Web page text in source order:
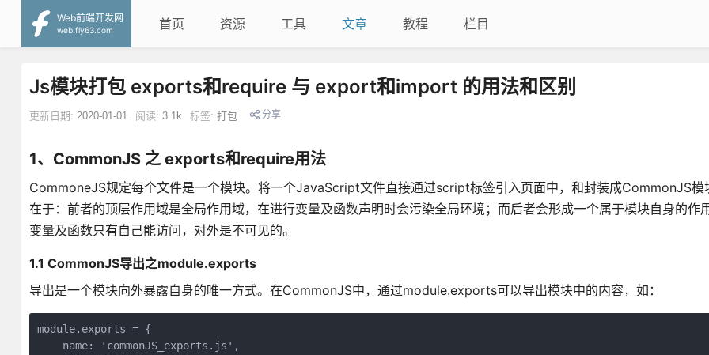
Web前端开发网
web.fly63.com
首页 资源 工具 文章 教程 栏目
Js模块打包 exports和require 与 export和import 的用法和区别
更新日期: 2020-01-01 阅读: 3.1k 标签: 打包 分享
1、CommonJS 之 exports和require用法
CommoneJS规定每个文件是一个模块。将一个JavaScript文件直接通过script标签引入页面中，和封装成CommonJS模
在于：前者的顶层作用域是全局作用域，在进行变量及函数声明时会污染全局环境；而后者会形成一个属于模块自身的作
变量及函数只有自己能访问，对外是不可见的。
1.1 CommonJS导出之module.exports
导出是一个模块向外暴露自身的唯一方式。在CommonJS中，通过module.exports可以导出模块中的内容，如：
module.exports = {
    name: 'commonJS_exports.js',